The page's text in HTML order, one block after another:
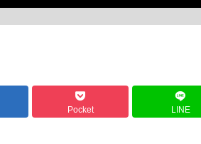
Pocket LINE